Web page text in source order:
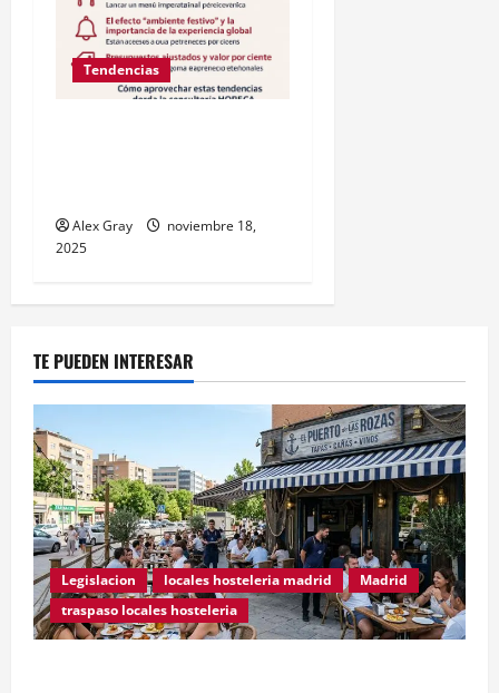
Tendencias
Alex Gray
noviembre 18,
2025
TE PUEDEN INTERESAR
Legislacion locales hosteleria madrid
Madrid
traspaso locales hosteleria